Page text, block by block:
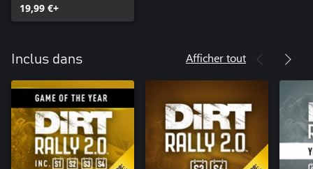
19,99 €+
Inclus dans Afficher tout